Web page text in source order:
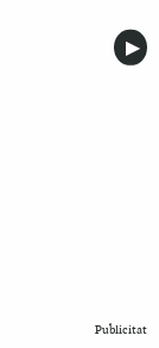
▶︎
Publicitat